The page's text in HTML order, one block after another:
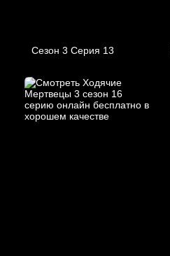
Сезон 3 Серия 13